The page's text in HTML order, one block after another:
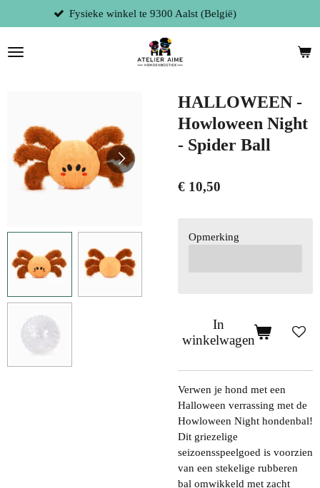
direct
naar
de
Persoonlijke service
HALLOWEEN -
Howloween Night
- Spider Ball
€ 10,50
Opmerking
In
winkelwagen
Verwen je hond met een
Halloween verrassing met de
Howloween Night hondenbal!
Dit griezelige
seizoensspeelgoed is voorzien
van een stekelige rubberen
bal omwikkeld met zacht